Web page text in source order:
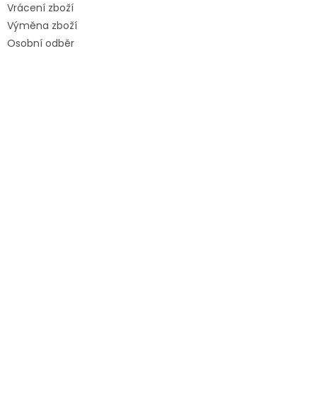
Vrácení zboží
Výměna zboží
Osobní odběr